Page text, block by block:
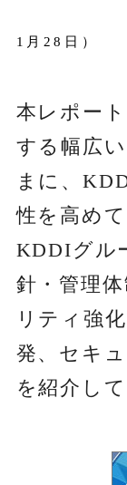
1月28日）
本レポー
する幅広
まに、
性を高め
KDDIグル
針・管理
リティ強
発、セキ
を紹介し